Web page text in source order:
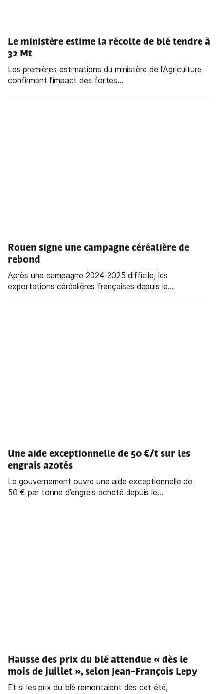
Le ministère estime la récolte de blé tendre à
32 Mt
Les premières estimations du ministère de l'Agriculture
confirment l’impact des fortes...
Rouen signe une campagne céréalière de
rebond
Après une campagne 2024-2025 difficile, les
exportations céréalières françaises depuis le...
Une aide exceptionnelle de 50 €/t sur les
engrais azotés
Le gouvernement ouvre une aide exceptionnelle de
50 € par tonne d’engrais acheté depuis le...
Hausse des prix du blé attendue « dès le
mois de juillet », selon Jean-François Lepy
Et si les prix du blé remontaient dès cet été,